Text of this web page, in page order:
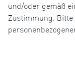
und/oder gemäß
Zustimmung. Bitte